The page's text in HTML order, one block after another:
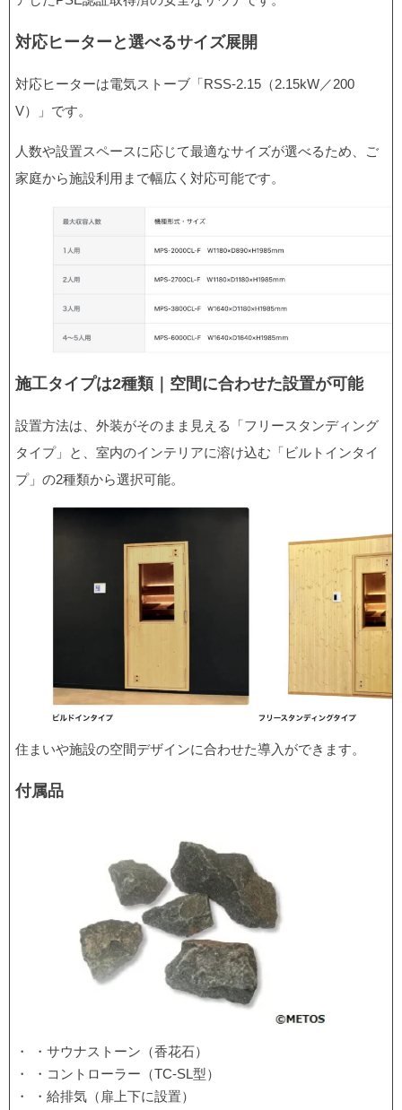
対応ヒーターと選べるサイズ展開
対応ヒーターは電気ストーブ「RSS-2.15（2.15kW／200
V）」です。
人数や設置スペースに応じて最適なサイズが選べるため、ご
家庭から施設利用まで幅広く対応可能です。
施工タイプは2種類｜空間に合わせた設置が可能
設置方法は、外装がそのまま見える「フリースタンディング
タイプ」と、室内のインテリアに溶け込む「ビルトインタイ
プ」の2種類から選択可能。
住まいや施設の空間デザインに合わせた導入ができます。
付属品
・サウナストーン（香花石）
・コントローラー（TC-SL型）
・給排気（扉上下に設置）